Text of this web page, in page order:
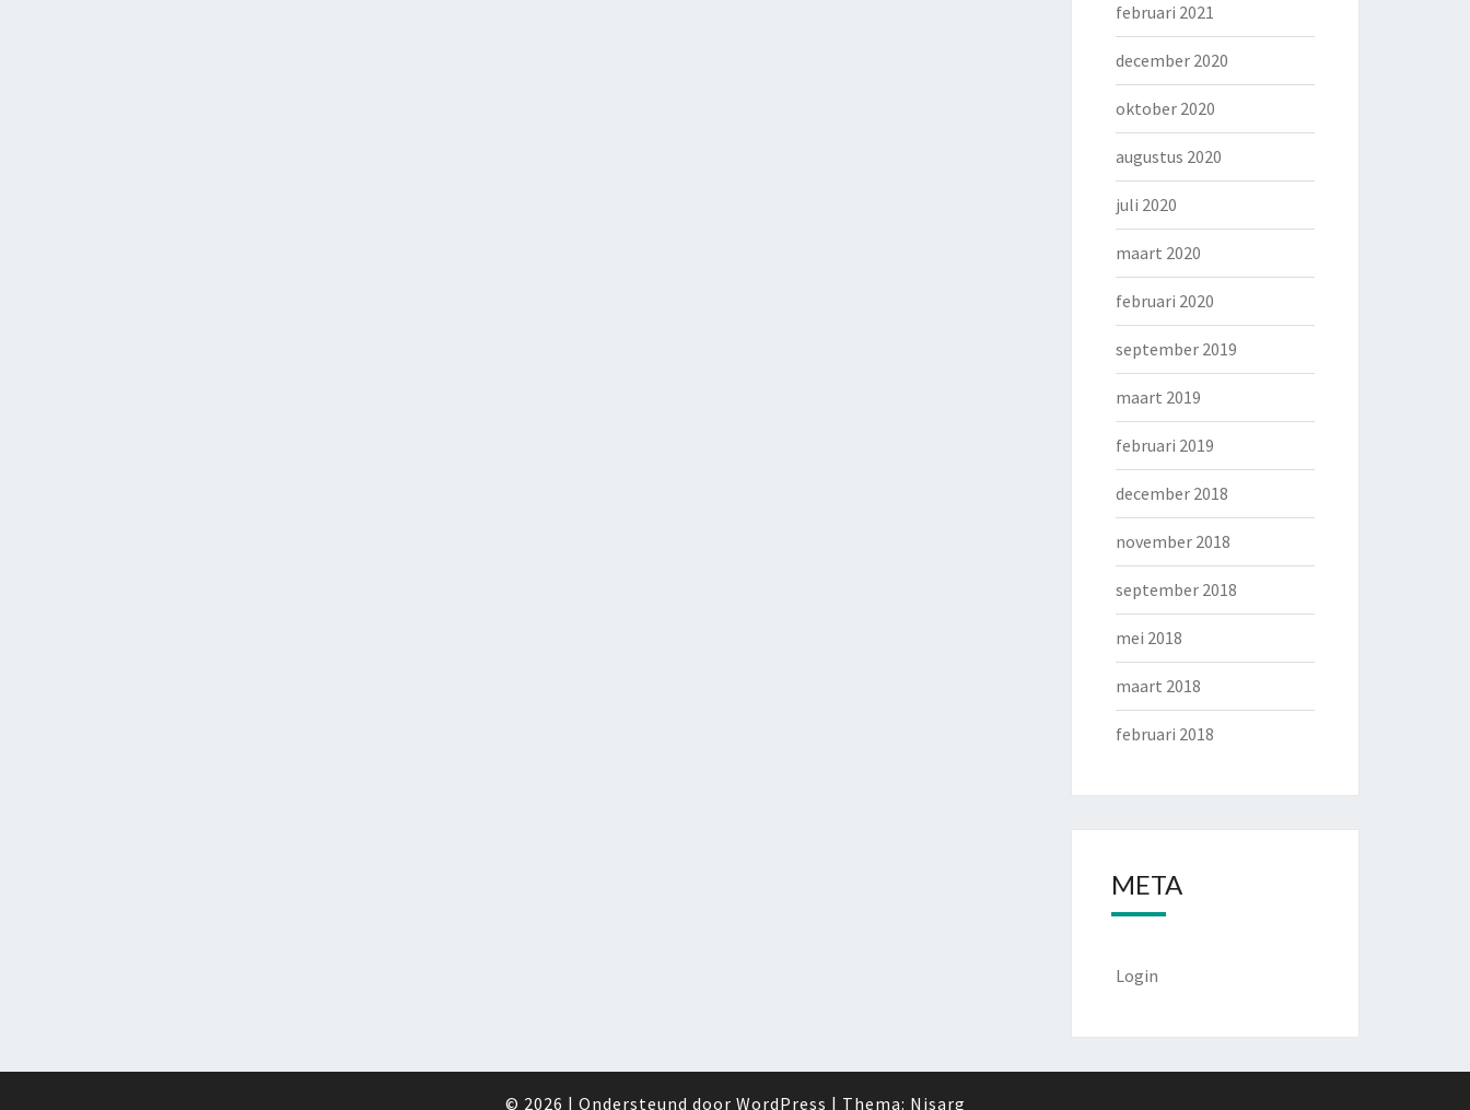
februari 2021
december 2020
oktober 2020
augustus 2020
juli 2020
maart 2020
februari 2020
september 2019
maart 2019
februari 2019
december 2018
november 2018
september 2018
mei 2018
maart 2018
februari 2018
META
Login
© 2026 | Ondersteund door WordPress | Thema: Nisarg